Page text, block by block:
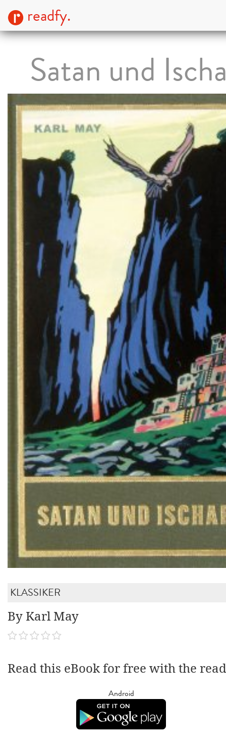
readfy.
Satan und
KLASSIKER
By Karl May
Read this eBook for free with the
Android